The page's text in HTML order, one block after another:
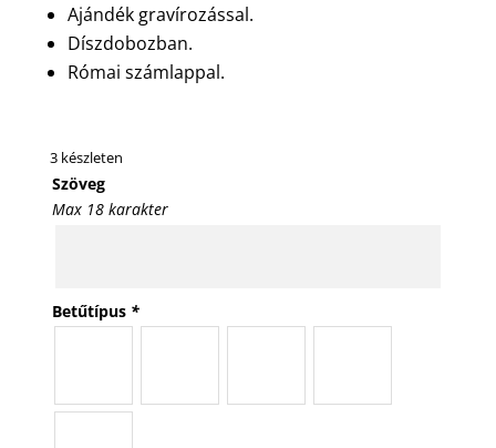
Ajándék gravírozással.
Díszdobozban.
Római számlappal.
3 készleten
Szöveg
Max 18 karakter
Betűtípus *